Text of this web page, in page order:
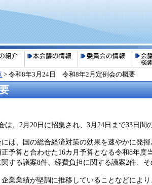
>令和8年3月24日 令和8年2月定例会の概要
は、2月20日に招集され、3月24日まで33日間
は、国の総合経済対策の効果を速やかに発
正予算と合わせた16カ月予算となる令和8年
する議案8件、経費負担に関する議案2件、
業業績が堅調に推移していることなどによ